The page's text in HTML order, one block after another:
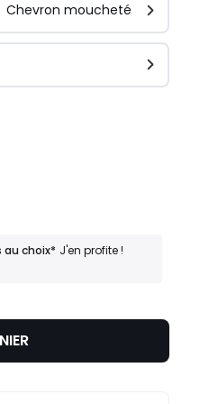
Chevron moucheté
au choix* J'en profite !